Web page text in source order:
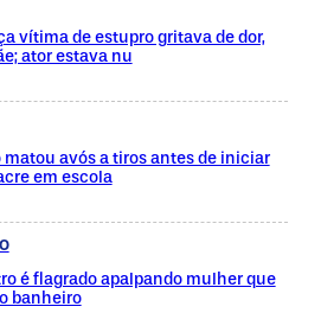
vítima de estupro gritava de dor,
ator estava nu
avós a tiros antes de iniciar
em escola
é flagrado apalpando mulher que
banheiro